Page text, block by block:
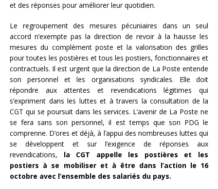
et des réponses pour améliorer leur quotidien.
Le regroupement des mesures pécuniaires dans un seul
accord n’exempte pas la direction de revoir à la hausse les
mesures du complément poste et la valorisation des grilles
pour toutes les postières et tous les postiers, fonctionnaires et
contractuels. Il est urgent que la direction de La Poste entende
son personnel et les organisations syndicales. Elle doit
répondre aux attentes et revendications légitimes qui
s’expriment dans les luttes et à travers la consultation de la
CGT qui se poursuit dans les services. L’avenir de La Poste ne
se fera sans son personnel, il est temps que son PDG le
comprenne. D’ores et déjà, à l’appui des nombreuses luttes qui
se développent et sur l’exigence de réponses aux
revendications, la CGT appelle les postières et les
postiers à se mobiliser et à être dans l’action le 16
octobre avec l’ensemble des salariés du pays.